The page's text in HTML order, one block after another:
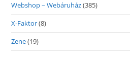
Webshop – Webáruház(385)
X-Faktor(8)
Zene(19)